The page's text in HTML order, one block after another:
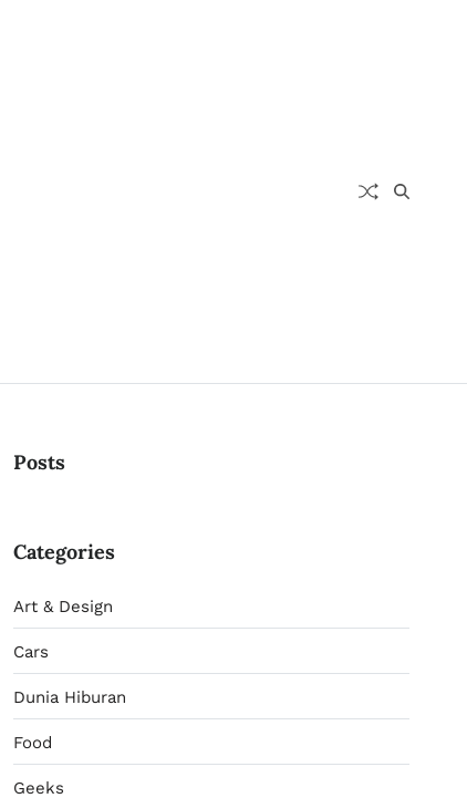
Posts
Categories
Art & Design
Cars
Dunia Hiburan
Food
Geeks